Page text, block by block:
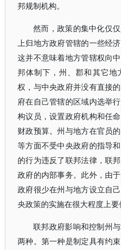
邦规制机构。
然而，政策的集中化仅
上归地方政府管辖的一些经
这并不意味着地方管辖权向
邦体制下，州、郡和其它地
权，与中央政府并没有直接
府在自己管辖的区域内选举
构议员，设置政府机构和任
财政预算。州与地方在官员
等方面不受中央政府的指导
的行为违反了联邦法律，联
政府的内部事务。此外，由
政府很少在州与地方设立自
央政策的实施在很大程度上要
联邦政府影响和控制州
两种。第一种是制定具有约